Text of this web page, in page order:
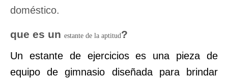
doméstico.
que es un estante de la aptitud?
Un estante de ejercicios es una pieza de
equipo de gimnasio diseñada para brindar